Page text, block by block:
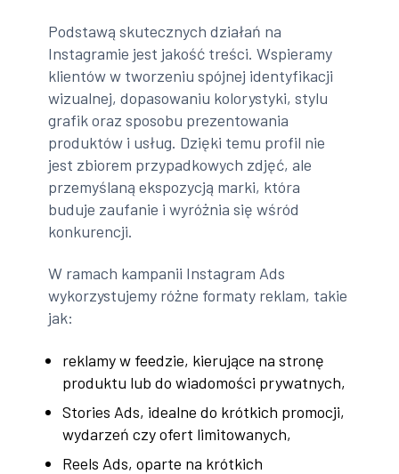
Podstawą skutecznych działań na
Instagramie jest jakość treści. Wspieramy
klientów w tworzeniu spójnej identyfikacji
wizualnej, dopasowaniu kolorystyki, stylu
grafik oraz sposobu prezentowania
produktów i usług. Dzięki temu profil nie
jest zbiorem przypadkowych zdjęć, ale
przemyślaną ekspozycją marki, która
buduje zaufanie i wyróżnia się wśród
konkurencji.
W ramach kampanii Instagram Ads
wykorzystujemy różne formaty reklam, takie
jak:
reklamy w feedzie, kierujące na stronę
produktu lub do wiadomości prywatnych,
Stories Ads, idealne do krótkich promocji,
wydarzeń czy ofert limitowanych,
Reels Ads, oparte na krótkich